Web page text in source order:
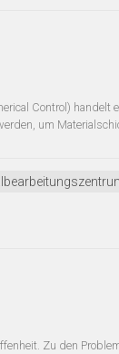
Control)
um
Zu den